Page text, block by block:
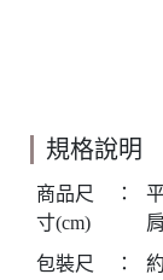
規格說明
商品尺
寸(cm)
：
包裝尺
：